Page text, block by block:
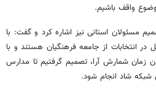
واقف باشیم.
مسئولان استانی نیز اشاره کرد و گفت: با
در انتخابات از جامعه فرهنگیان هستند و با
زمان شمارش آرا، تصمیم گرفتیم تا مدارس
شبکه شاد انجام شود.